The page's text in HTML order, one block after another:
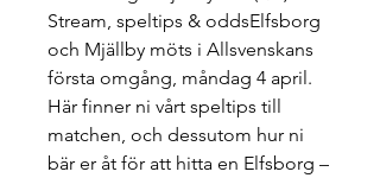
Stream, speltips & oddsElfsborg
och Mjällby möts i Allsvenskans
första omgång, måndag 4 april.
Här finner ni vårt speltips till
matchen, och dessutom hur ni
bär er åt för att hitta en Elfsborg –